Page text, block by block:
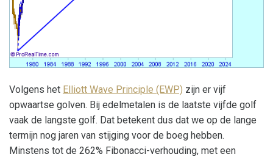
Volgens het Elliott Wave Principle (EWP) zijn er vijf
opwaartse golven. Bij edelmetalen is de laatste vijfde golf
vaak de langste golf. Dat betekent dus dat we op de lange
termijn nog jaren van stijging voor de boeg hebben.
Minstens tot de 262% Fibonacci-verhouding, met een